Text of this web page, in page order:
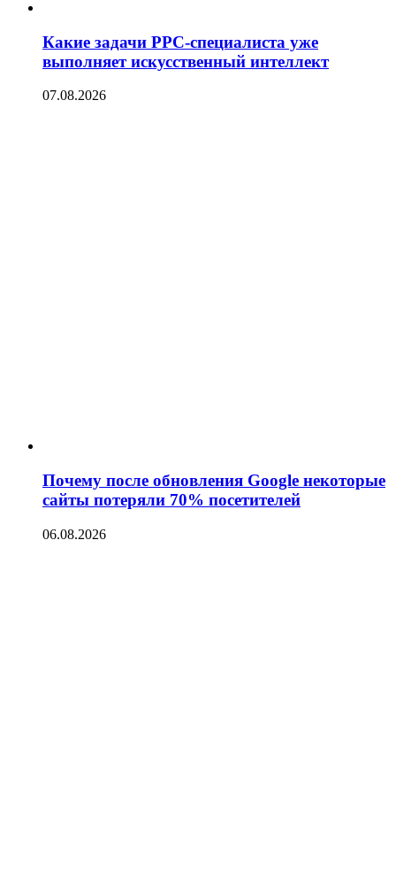
Какие задачи PPC-специалиста уже
выполняет искусственный интеллект
07.08.2026
Почему после обновления Google некоторые
сайты потеряли 70% посетителей
06.08.2026